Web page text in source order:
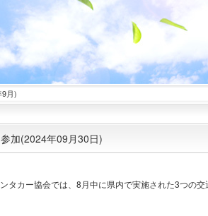
月)
加(2024年09月30日)
タカー協会では、8月中に県内で実施された3つの